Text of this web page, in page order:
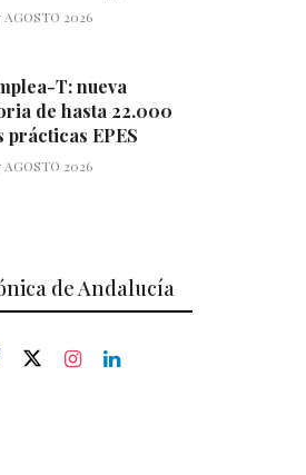
2026
T: nueva
de hasta 22.000
prácticas EPES
2026
de Andalucía